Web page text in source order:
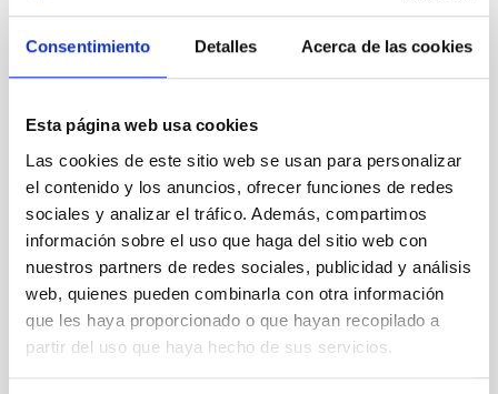
Consentimiento Detalles Acerca de las cookies
Esta página web usa cookies
Las cookies de este sitio web se usan para personalizar
el contenido y los anuncios, ofrecer funciones de redes
sociales y analizar el tráfico. Además, compartimos
información sobre el uso que haga del sitio web con
nuestros partners de redes sociales, publicidad y análisis
web, quienes pueden combinarla con otra información
que les haya proporcionado o que hayan recopilado a
partir del uso que haya hecho de sus servicios.
G. M., P. J. 06/03/2025
Ingeniero
mecánico
Paginación
Página
1 Página
2 Página
3 Página
4
Siguiente
›
última
»